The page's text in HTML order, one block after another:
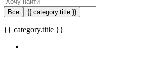
Все {{ category.title }}
{{ category.title }}